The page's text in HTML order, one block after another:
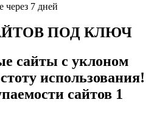
через 7 дней
ПОД КЛЮЧ
сайты с уклоном
использования!
сайтов 1